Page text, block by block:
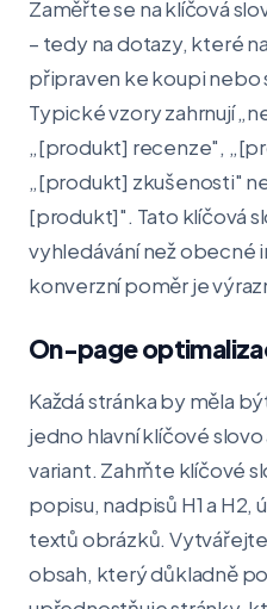
Zaměřte se na klíčová
– tedy na dotazy, které
připraven ke koupi nebo
Typické vzory zahrnují
„[produkt] recenze",
„[produkt] zkušenosti"
[produkt]". Tato klíčová
vyhledávání než obecné
konverzní poměr je
On-page
Každá stránka by měla
jedno hlavní klíčové
variant. Zahrňte klíčové
popisu, nadpisů H1 a H2,
textů obrázků.
obsah, který důkladně